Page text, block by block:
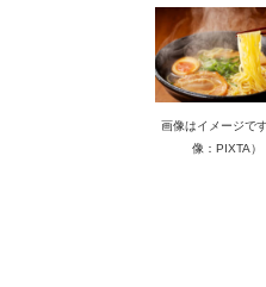
ビジネ
ITエンジ
画像はイメージで
像：PIXTA）